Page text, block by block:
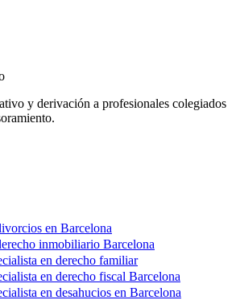
y derivación a profesionales colegiados
en Barcelona
inmobiliario Barcelona
en derecho familiar
en derecho fiscal Barcelona
en desahucios en Barcelona